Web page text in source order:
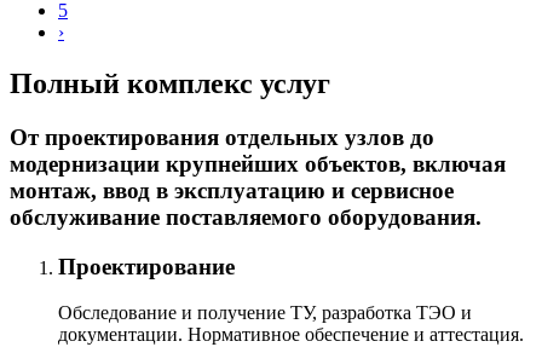
5
›
Полный комплекс услуг
От проектирования отдельных узлов до
модернизации крупнейших объектов, включая
монтаж, ввод в эксплуатацию и сервисное
обслуживание поставляемого оборудования.
Проектирование
Обследование и получение ТУ, разработка ТЭО и
документации. Нормативное обеспечение и аттестация.